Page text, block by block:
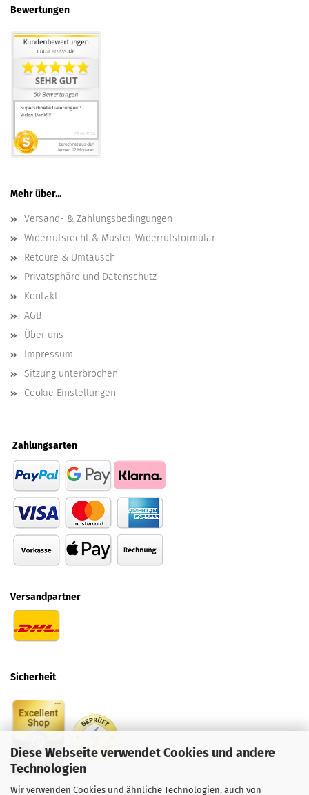
Diese Webseite verwendet Cookies und andere
Technologien
Wir verwenden Cookies und ähnliche Technologien, auch von
Bewertungen
Mehr über...
Versand- & Zahlungsbedingungen
Widerrufsrecht & Muster-Widerrufsformular
Retoure & Umtausch
Privatsphäre und Datenschutz
Kontakt
AGB
Über uns
Impressum
Sitzung unterbrochen
Cookie Einstellungen
Zahlungsarten
Versandpartner
Sicherheit